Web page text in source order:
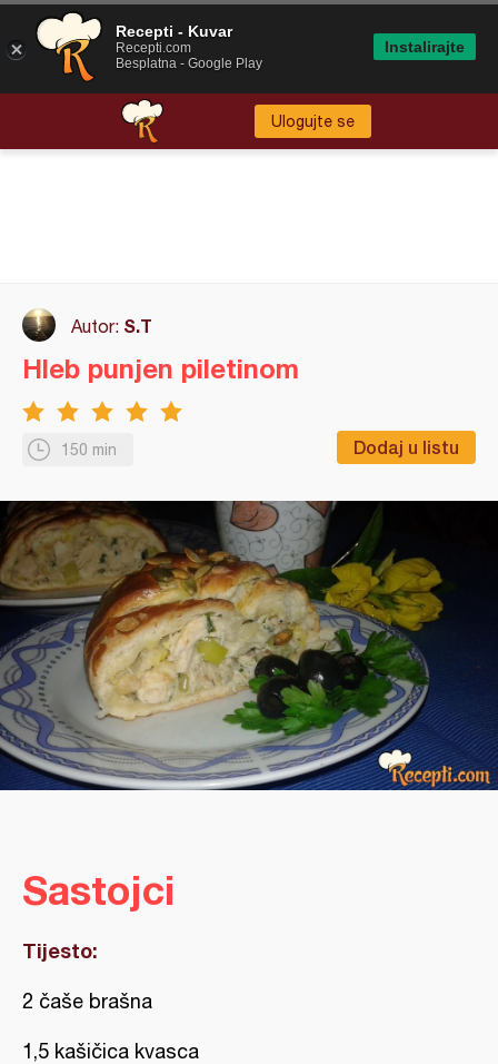
Ulogujte se
Autor: S.T
150 min Dodaj u listu
Hleb punjen piletinom
Sastojci
Tijesto:
2 čaše brašna
1,5 kašičica kvasca
Recepti - Kuvar
Recepti.com
Besplatna - Google Play
Instalirajte